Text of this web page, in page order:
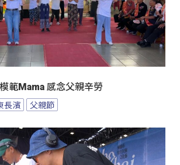
範Mama 感念父親辛勞
長濱 父親節